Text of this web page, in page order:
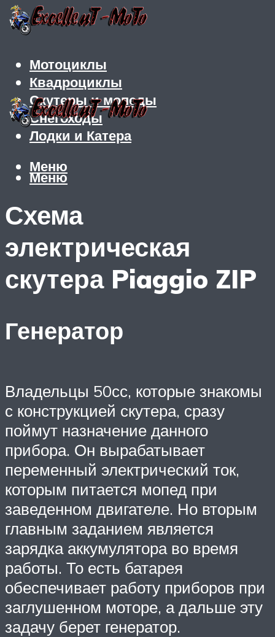
Мотоциклы
Квадроциклы
Скутеры и мопеды
Снегоходы
Лодки и Катера
Меню
Меню
Схема
электрическая
скутера Piaggio ZIP
Генератор
Владельцы 50сс, которые знакомы
с конструкцией скутера, сразу
поймут назначение данного
прибора. Он вырабатывает
переменный электрический ток,
которым питается мопед при
заведенном двигателе. Но вторым
главным заданием является
зарядка аккумулятора во время
работы. То есть батарея
обеспечивает работу приборов при
заглушенном моторе, а дальше эту
задачу берет генератор.